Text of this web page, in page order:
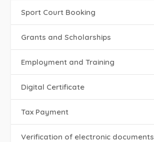
Sport Court Booking
Grants and Scholarships
Employment and Training
Digital Certificate
Tax Payment
Verification of electronic documents